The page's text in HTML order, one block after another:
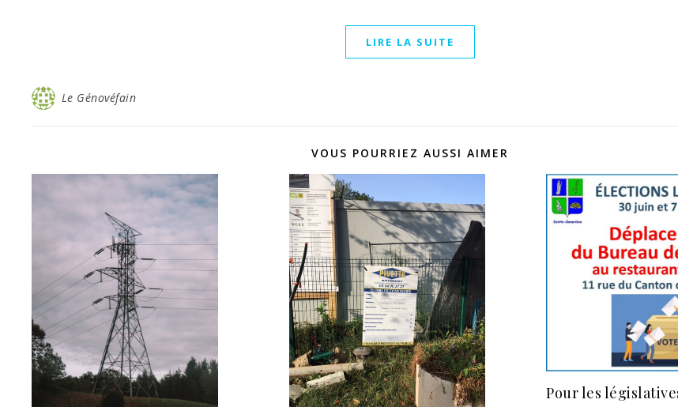
LIRE LA SUITE
Le Génovéfain
VOUS POURRIEZ AUSSI AIMER
Pour les